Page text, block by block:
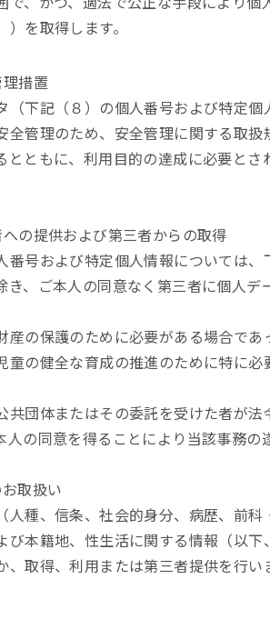
を取得します。
理措置
（下記（８）の個人番号および特定
全管理のため、安全管理に関する取
とともに、利用目的の達成に必要と
への提供および第三者からの取得
番号および特定個人情報については
、ご本人の同意なく第三者に個人デ
の保護のために必要がある場合であ
の健全な育成の推進のために特に
団体またはその委託を受けた者が
の同意を得ることにより当該事務の
取扱い
人種、信条、社会的身分、病歴、前
本籍地、性生活に関する情報（以下
取得、利用または第三者提供を行い